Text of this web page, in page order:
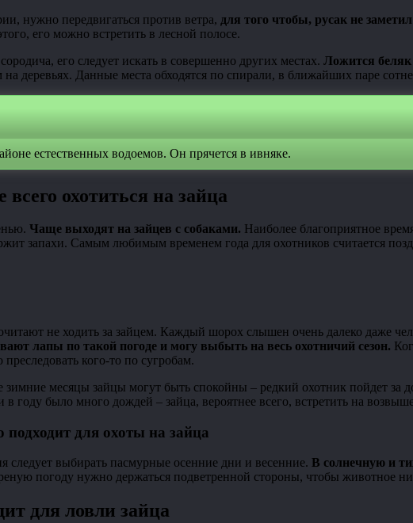
нужно передвигаться против ветра, для того чтобы, русак не
его можно встретить в лесной полосе.
его следует искать в совершенно других местах. Ложится беляк
деревьях. Данные места обходятся по спирали, в ближайших паре сотне
естественных водоемов. Он прячется в ивняке.
охотиться на зайца
Чаще выходят на зайцев с собаками. Наиболее благоприятное
запахи. Самым любимым временем года для охотников считается
не ходить за зайцем. Каждый шорох слышен очень далеко даже
лапы по такой погоде и могу выбыть на весь охотничий сезон.
кого-то по сугробам.
месяцы зайцы могут быть спокойны – редкий охотник пойдет за
в году было много дождей – зайца, вероятнее всего, встретить на
для охоты на зайца
следует выбирать пасмурные осенние дни и весенние. В солнечную и
погоду нужно держаться подветренной стороны, чтобы животное ни
для ловли зайца